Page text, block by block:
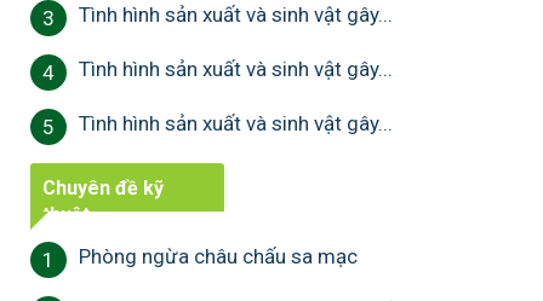
3 Tình hình sản xuất và sinh vật gây...
4 Tình hình sản xuất và sinh vật gây...
5 Tình hình sản xuất và sinh vật gây...
Chuyên đề kỹ
thuật
1 Phòng ngừa châu chấu sa mạc